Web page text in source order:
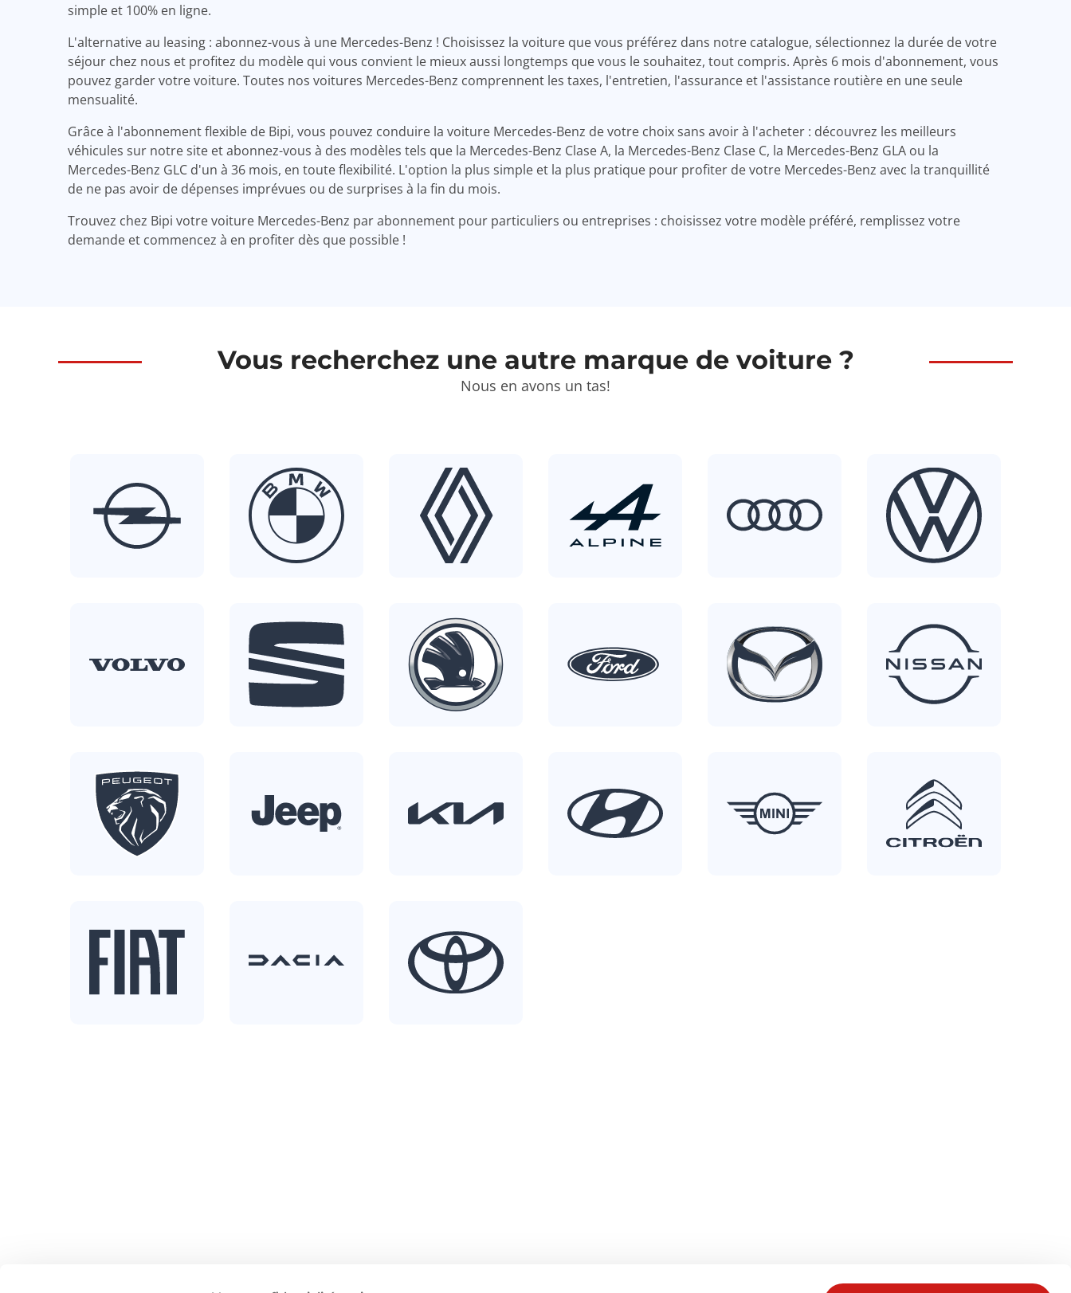
simple et 100% en ligne.
L'alternative au leasing : abonnez-vous à une Mercedes-Benz ! Choisissez la voiture que vous préférez dans notre catalogue, sélectionnez la durée de votre
séjour chez nous et profitez du modèle qui vous convient le mieux aussi longtemps que vous le souhaitez, tout compris. Après 6 mois d'abonnement, vous
pouvez garder votre voiture. Toutes nos voitures Mercedes-Benz comprennent les taxes, l'entretien, l'assurance et l'assistance routière en une seule
mensualité.
Grâce à l'abonnement flexible de Bipi, vous pouvez conduire la voiture Mercedes-Benz de votre choix sans avoir à l'acheter : découvrez les meilleurs
véhicules sur notre site et abonnez-vous à des modèles tels que la Mercedes-Benz Clase A, la Mercedes-Benz Clase C, la Mercedes-Benz GLA ou la
Mercedes-Benz GLC d'un à 36 mois, en toute flexibilité. L'option la plus simple et la plus pratique pour profiter de votre Mercedes-Benz avec la tranquillité
de ne pas avoir de dépenses imprévues ou de surprises à la fin du mois.
Trouvez chez Bipi votre voiture Mercedes-Benz par abonnement pour particuliers ou entreprises : choisissez votre modèle préféré, remplissez votre
demande et commencez à en profiter dès que possible !
Vous recherchez une autre marque de voiture ?
Nous en avons un tas!